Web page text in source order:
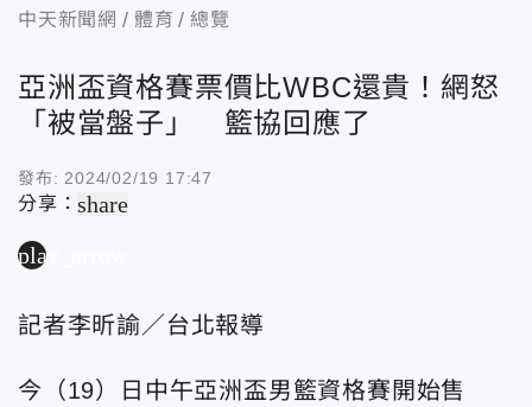
中天新聞網 體育 總覽
亞洲盃資格賽票價比WBC還貴！網怒
「被當盤子」 籃協回應了
發布: 2024/02/19 17:47
分享：share
play_arrow
記者李昕諭／台北報導
今（19）日中午亞洲盃男籃資格賽開始售